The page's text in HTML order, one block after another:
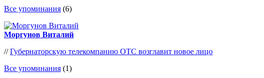
Все упоминания (6)
Моргунов Виталий
//Губернаторскую телекомпанию ОТС возглавит новое лицо
Все упоминания (1)